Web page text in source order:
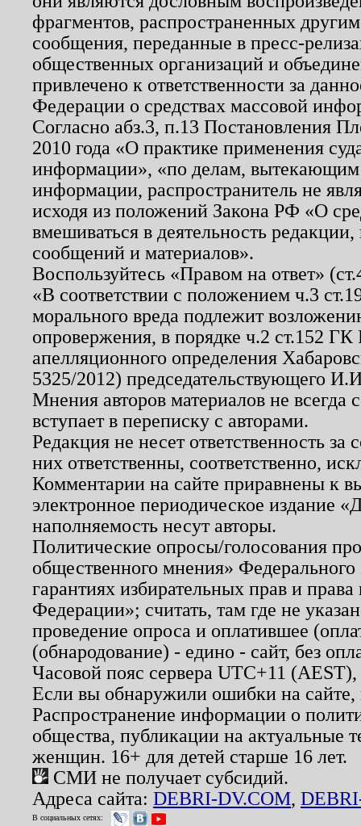
фрагментов, распространенных
сообщения, переданные в пресс-
общественных организаций и
привлечено к ответственности за
Федерации о средствах массовой
Согласно абз.3, п.13 Постановления
2010 года «О практике применения
информации», «по делам, вытекающим
информации, распространитель не
исходя из положений Закона РФ «О
вмешиваться в деятельность
сообщений и материалов».
Воспользуйтесь «Правом на ответ»
«В соответствии с положением ч.3
морального вреда подлежит
опровержения, в порядке ч.2 ст.152
апелляционного определения
5325/2012) председательствующего
Мнения авторов материалов не
вступает в переписку с авторами.
Редакция не несет ответственность
них ответственны, соответственно,
Комментарии на сайте приравнены к
электронное периодическое издание
наполняемость несут авторы.
Политические опросы/голосования
общественного мнения»
гарантиях избирательных прав и
Федерации»; считать, там где не
проведение опроса и оплатившее
(обнародование) - едино - сайт, без
Часовой пояс сервера UTC+11
Если вы обнаружили ошибки на
Распространение информации о
общества, публикации на актуальные
женщин. 16+ для детей старше 16 лет.
СМИ не получает субсидий.
Адреса сайта: DEBRI-DV.COM,
В социальных сетях: